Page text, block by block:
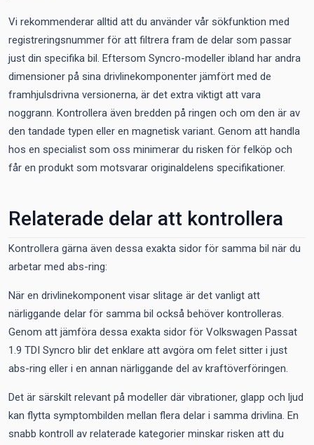
Vi rekommenderar alltid att du använder vår sökfunktion med
registreringsnummer för att filtrera fram de delar som passar
just din specifika bil. Eftersom Syncro-modeller ibland har andra
dimensioner på sina drivlinekomponenter jämfört med de
framhjulsdrivna versionerna, är det extra viktigt att vara
noggrann. Kontrollera även bredden på ringen och om den är av
den tandade typen eller en magnetisk variant. Genom att handla
hos en specialist som oss minimerar du risken för felköp och
får en produkt som motsvarar originaldelens specifikationer.
Relaterade delar att kontrollera
Kontrollera gärna även dessa exakta sidor för samma bil när du
arbetar med abs-ring:
När en drivlinekomponent visar slitage är det vanligt att
närliggande delar för samma bil också behöver kontrolleras.
Genom att jämföra dessa exakta sidor för Volkswagen Passat
1.9 TDI Syncro blir det enklare att avgöra om felet sitter i just
abs-ring eller i en annan närliggande del av kraftöverföringen.
Det är särskilt relevant på modeller där vibrationer, glapp och ljud
kan flytta symptombilden mellan flera delar i samma drivlina. En
snabb kontroll av relaterade kategorier minskar risken att du